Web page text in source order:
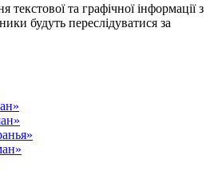
текстової та графічної інформації з
будуть переслідуватися за